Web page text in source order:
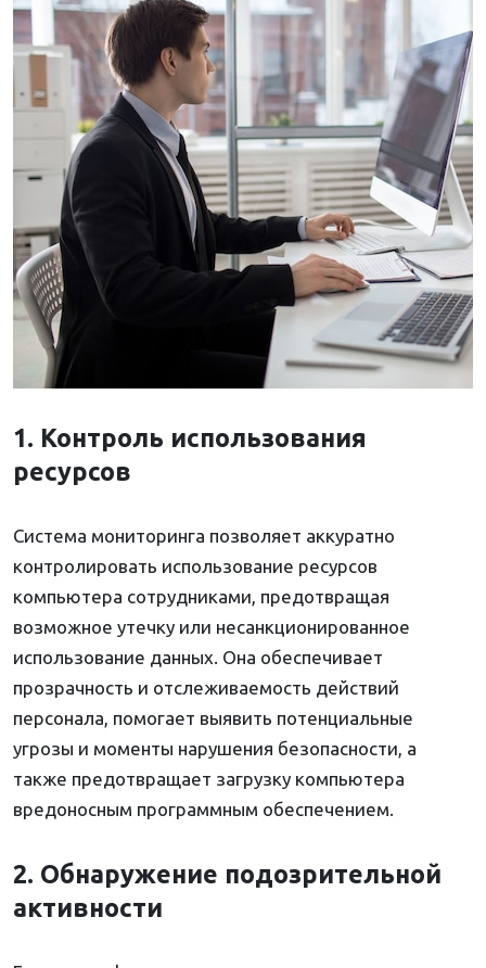
1. Контроль использования
ресурсов
Система мониторинга позволяет аккуратно
контролировать использование ресурсов
компьютера сотрудниками, предотвращая
возможное утечку или несанкционированное
использование данных. Она обеспечивает
прозрачность и отслеживаемость действий
персонала, помогает выявить потенциальные
угрозы и моменты нарушения безопасности, а
также предотвращает загрузку компьютера
вредоносным программным обеспечением.
2. Обнаружение подозрительной
активности